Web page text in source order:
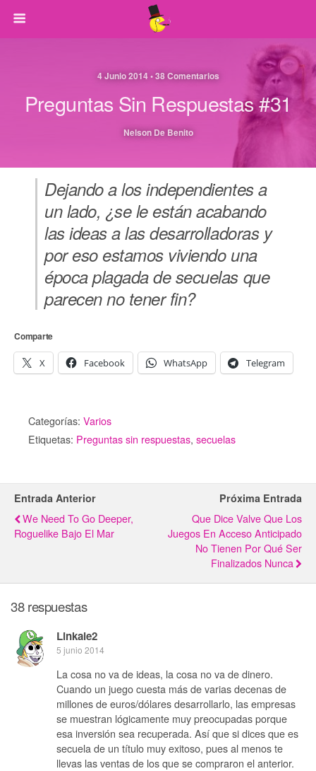
4 Junio 2014 • 38 Comentarios
Preguntas Sin Respuestas #31
Nelson De Benito
Dejando a los independientes a
un lado, ¿se le están acabando
las ideas a las desarrolladoras y
por eso estamos viviendo una
época plagada de secuelas que
parecen no tener fin?
Comparte
X Facebook WhatsApp Telegram
Categorías: Varios
Etiquetas: Preguntas sin respuestas, secuelas
Entrada Anterior
We Need To Go Deeper,
Roguelike Bajo El Mar
Próxima Entrada
Que Dice Valve Que Los
Juegos En Acceso Anticipado
No Tienen Por Qué Ser
Finalizados Nunca
38 respuestas
Linkale2
5 junio 2014
La cosa no va de ideas, la cosa no va de dinero.
Cuando un juego cuesta más de varias decenas de
millones de euros/dólares desarrollarlo, las empresas
se muestran lógicamente muy preocupadas porque
esa inversión sea recuperada. Así que si dices que es
secuela de un título muy exitoso, pues al menos te
llevas las ventas de los que se compraron el anterior.